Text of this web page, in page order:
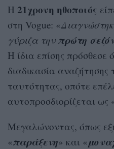
Η 21χρονη ηθοποιός
στη Vogue: «
γύριζα την πρώτη
Η ίδια επίσης πρόσθεσε
διαδικασία αναζήτησης
ταυτότητας, οπότε
αυτοπροσδιορίζεται ως
Μεγαλώνοντας, όπως
«παράξενη» και «